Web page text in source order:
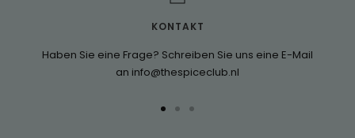
KONTAKT
Haben Sie eine Frage? Schreiben Sie uns eine E-Mail
an info@thespiceclub.nl